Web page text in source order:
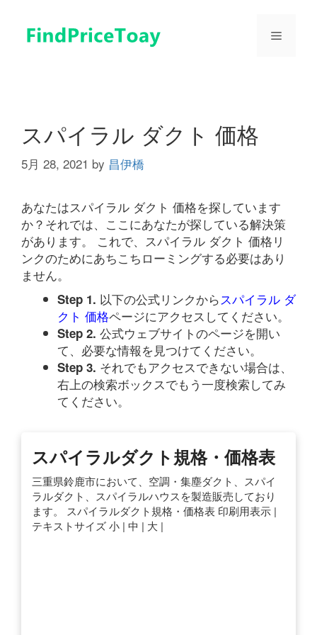
メ
スパイラル ダクト 価格
5月 28, 2021 by 昌伊橋
あなたはスパイラル ダクト 価格を探しています
か？それでは、ここにあなたが探している解決策
があります。 これで、スパイラル ダクト 価格リ
ンクのためにあちこちローミングする必要はあり
ません。
Step 1. 以下の公式リンクからスパイラル ダ
クト 価格ページにアクセスしてください。
Step 2. 公式ウェブサイトのページを開い
て、必要な情報を見つけてください。
Step 3. それでもアクセスできない場合は、
右上の検索ボックスでもう一度検索してみ
てください。
スパイラルダクト規格・価格表
三重県鈴鹿市において、空調・集塵ダクト、スパイ
ラルダクト、スパイラルハウスを製造販売しており
ます。 スパイラルダクト規格・価格表 印刷用表示 |
テキストサイズ 小 | 中 | 大 |